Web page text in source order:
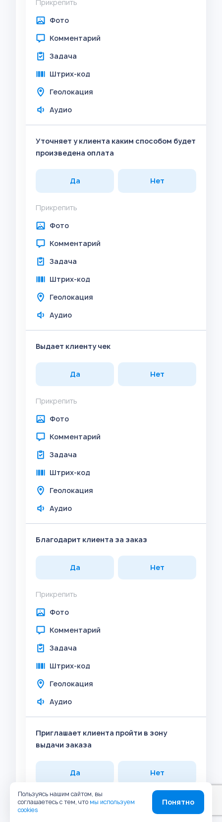
Прикрепить
Фото
Комментарий
Задача
Штрих-код
Геолокация
Аудио
Уточняет у клиента каким способом будет
произведена оплата
Да Нет
Прикрепить
Фото
Комментарий
Задача
Штрих-код
Геолокация
Аудио
Выдает клиенту чек
Да Нет
Прикрепить
Фото
Комментарий
Задача
Штрих-код
Геолокация
Аудио
Благодарит клиента за заказ
Да Нет
Прикрепить
Фото
Комментарий
Задача
Штрих-код
Геолокация
Аудио
Приглашает клиента пройти в зону
выдачи заказа
Да Нет
Прикрепить
Пользуясь нашим сайтом, вы
соглашаетесь с тем, что мы используем
cookies
Понятно